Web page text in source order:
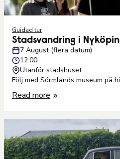
Guidad tur
Stadsvandring i
7 August (flera datum)
12:00
Utanför stadshuset
Följ med Sörmlands museum på
Read more